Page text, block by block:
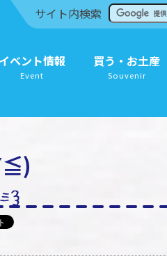
サイト内検索
イベント情報
Event
買う・お土産
Souvenir